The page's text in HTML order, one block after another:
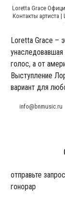
Loretta Grace
Контакты артиста
Loretta Grace –
голос, а от
Выступление
вариант для
info@bnmusic.ru
отправьте
гонорар